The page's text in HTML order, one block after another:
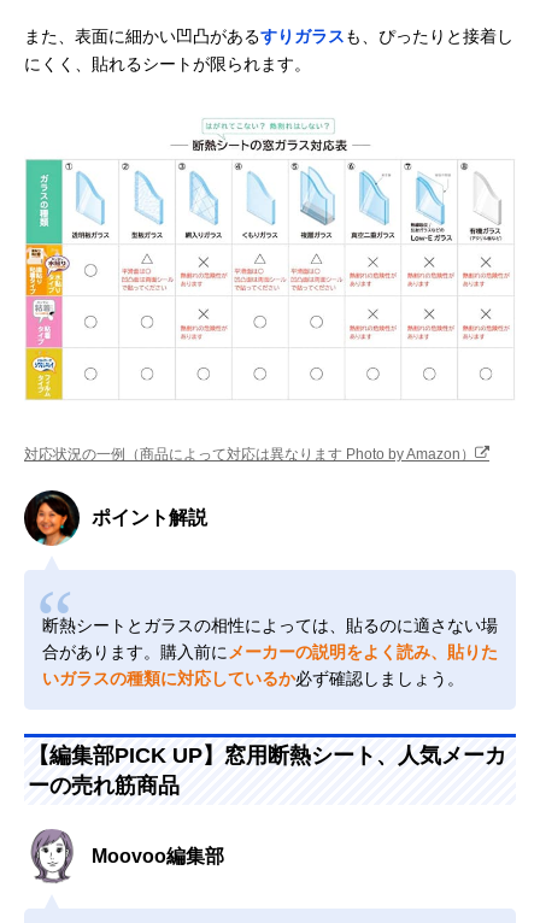
また、表面に細かい凹凸があるすりガラスも、ぴったりと接着し
にくく、貼れるシートが限られます。
対応状況の一例（商品によって対応は異なります Photo by Amazon）
ポイント解説
断熱シートとガラスの相性によっては、貼るのに適さない場
合があります。購入前にメーカーの説明をよく読み、貼りた
いガラスの種類に対応しているか必ず確認しましょう。
【編集部PICK UP】窓用断熱シート、人気メーカ
ーの売れ筋商品
Moovoo編集部